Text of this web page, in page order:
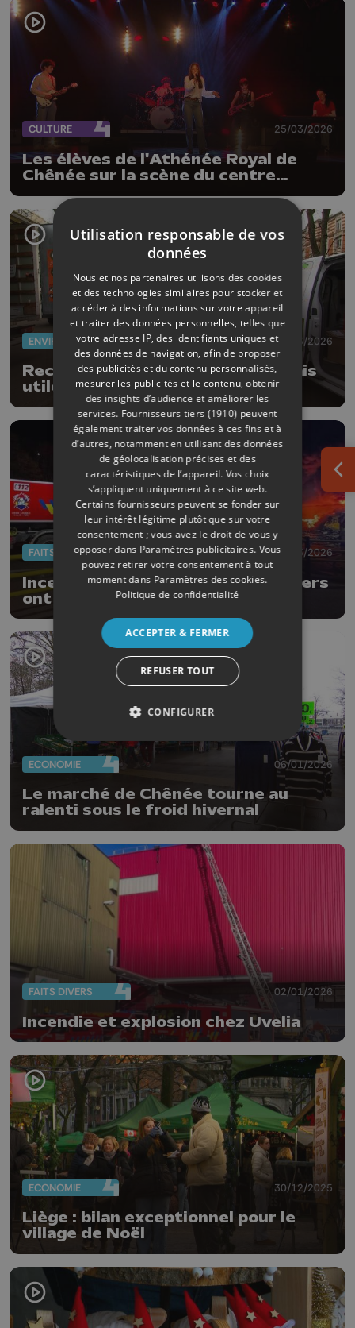
CULTURE 25/03/2026
Les élèves de l'Athénée Royal de
Chênée sur la scène du centre
ENVIRONNEMENT 17/03/2026
Recyparc mobile à Liège : mini mais
utile !
FAITS DIVERS 12/03/2026
Incendie chez Recydel : les pompiers
ont été occupés toute la nuit
ECONOMIE 06/01/2026
Le marché de Chênée tourne au
ralenti sous le froid hivernal
FAITS DIVERS 02/01/2026
Incendie et explosion chez Uvelia
ECONOMIE 30/12/2025
Liège : bilan exceptionnel pour le
village de Noël
Utilisation responsable de vos
données
Nous et nos partenaires utilisons des cookies
et des technologies similaires pour stocker et
accéder à des informations sur votre appareil
et traiter des données personnelles, telles que
votre adresse IP, des identifiants uniques et
des données de navigation, afin de proposer
des publicités et du contenu personnalisés,
mesurer les publicités et le contenu, obtenir
des insights d’audience et améliorer les
services. Fournisseurs tiers (1910) peuvent
également traiter vos données à ces fins et à
d’autres, notamment en utilisant des données
de géolocalisation précises et des
caractéristiques de l’appareil. Vos choix
s’appliquent uniquement à ce site web.
Certains fournisseurs peuvent se fonder sur
leur intérêt légitime plutôt que sur votre
consentement ; vous avez le droit de vous y
opposer dans Paramètres publicitaires. Vous
pouvez retirer votre consentement à tout
moment dans Paramètres des cookies.
Politique de confidentialité
ACCEPTER & FERMER
REFUSER TOUT
CONFIGURER